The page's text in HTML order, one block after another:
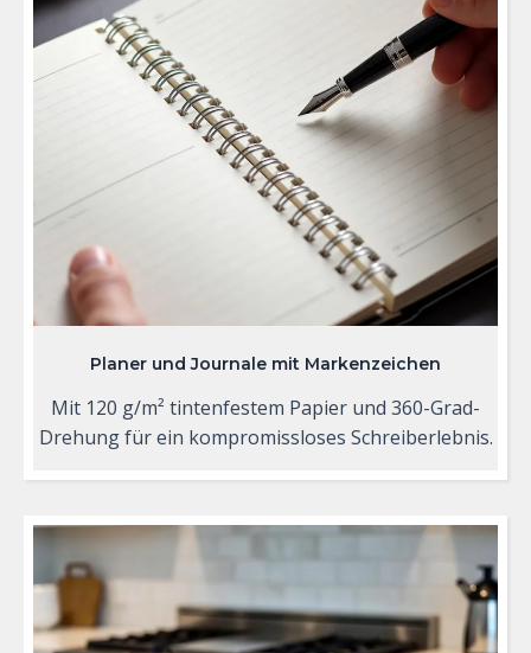
Planer und Journale mit Markenzeichen
Mit 120 g/m² tintenfestem Papier und 360-Grad-
Drehung für ein kompromissloses Schreiberlebnis.